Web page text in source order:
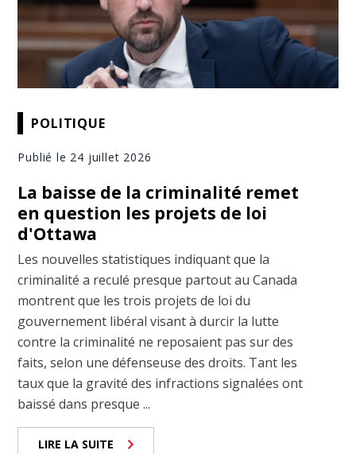
POLITIQUE
Publié le 24 juillet 2026
La baisse de la criminalité remet
en question les projets de loi
d'Ottawa
Les nouvelles statistiques indiquant que la
criminalité a reculé presque partout au Canada
montrent que les trois projets de loi du
gouvernement libéral visant à durcir la lutte
contre la criminalité ne reposaient pas sur des
faits, selon une défenseuse des droits. Tant les
taux que la gravité des infractions signalées ont
baissé dans presque ...
LIRE LA SUITE